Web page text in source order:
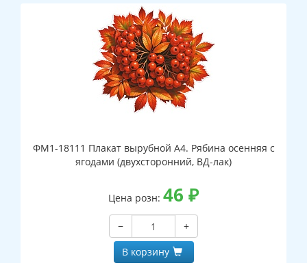
ФМ1-18111 Плакат вырубной А4. Рябина осенняя с
ягодами (двухсторонний, ВД-лак)
Цена розн: 46 ₽
−
+
В корзину